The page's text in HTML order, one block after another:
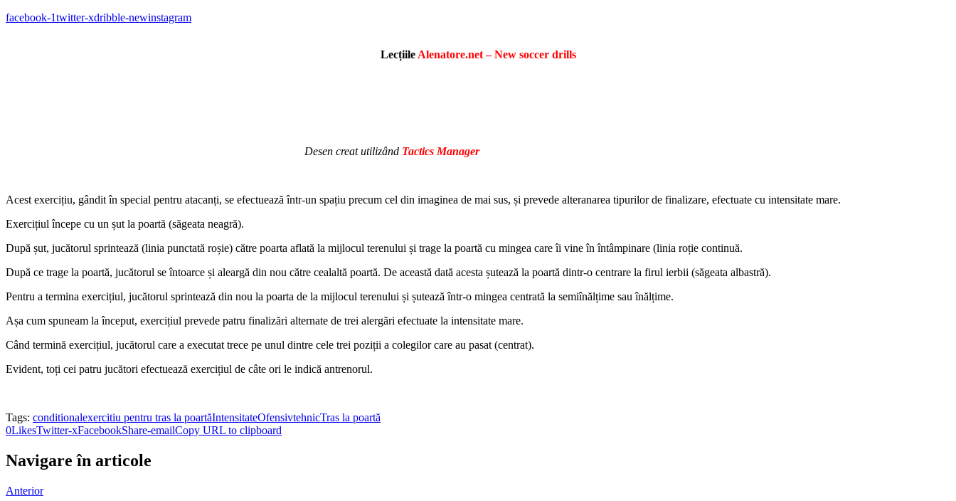
facebook-1twitter-xdribble-newinstagram
Lecțiile Alenatore.net – New soccer drills
Desen creat utilizând Tactics Manager
Acest exercițiu, gândit în special pentru atacanți, se efectuează într-un spațiu precum cel din imaginea de mai sus, și prevede alteranarea tipurilor de finalizare, efectuate cu intensitate mare.
Exercițiul începe cu un șut la poartă (săgeata neagră).
După șut, jucătorul sprintează (linia punctată roșie) către poarta aflată la mijlocul terenului și trage la poartă cu mingea care îi vine în întâmpinare (linia roție continuă.
După ce trage la poartă, jucătorul se întoarce și aleargă din nou către cealaltă poartă. De această dată acesta șutează la poartă dintr-o centrare la firul ierbii (săgeata albastră).
Pentru a termina exercițiul, jucătorul sprintează din nou la poarta de la mijlocul terenului și șutează într-o mingea centrată la semiînălțime sau înălțime.
Așa cum spuneam la început, exercițiul prevede patru finalizări alternate de trei alergări efectuate la intensitate mare.
Când termină exercițiul, jucătorul care a executat trece pe unul dintre cele trei poziții a colegilor care au pasat (centrat).
Evident, toți cei patru jucători efectuează exercițiul de câte ori le indică antrenorul.
Tags: conditionalexercitiu pentru tras la poartăIntensitateOfensivtehnicTras la poartă
0LikesTwitter-xFacebookShare-emailCopy URL to clipboard
Navigare în articole
Anterior